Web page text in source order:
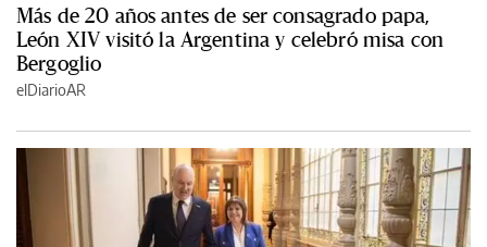
Más de 20 años antes de ser consagrado papa,
León XIV visitó la Argentina y celebró misa con
Bergoglio
elDiarioAR